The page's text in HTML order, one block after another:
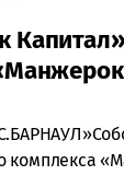
комплекса